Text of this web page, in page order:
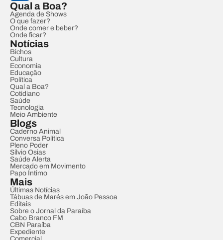
Qual a Boa?
Agenda de Shows
O que fazer?
Onde comer e beber?
Onde ficar?
Notícias
Bichos
Cultura
Economia
Educação
Política
Qual a Boa?
Cotidiano
Saúde
Tecnologia
Meio Ambiente
Blogs
Caderno Animal
Conversa Política
Pleno Poder
Sílvio Osias
Saúde Alerta
Mercado em Movimento
Papo Íntimo
Mais
Últimas Notícias
Tábuas de Marés em João Pessoa
Editais
Sobre o Jornal da Paraíba
Cabo Branco FM
CBN Paraíba
Expediente